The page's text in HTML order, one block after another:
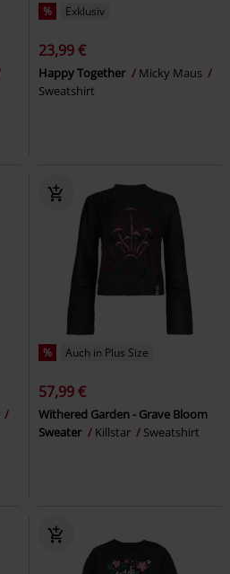
% Exklusiv
23,99 €
Happy Together
Micky Maus
Sweatshirt
% Auch in Plus Size
57,99 €
Withered Garden - Grave Bloom
Sweater
Killstar Sweatshirt